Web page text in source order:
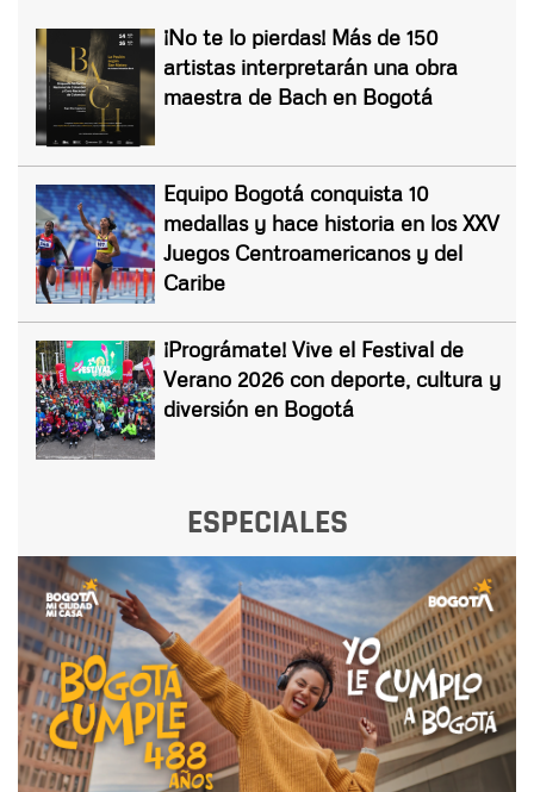
¡No te lo pierdas! Más de 150
artistas interpretarán una obra
maestra de Bach en Bogotá
Equipo Bogotá conquista 10
medallas y hace historia en los XXV
Juegos Centroamericanos y del
Caribe
¡Prográmate! Vive el Festival de
Verano 2026 con deporte, cultura y
diversión en Bogotá
ESPECIALES